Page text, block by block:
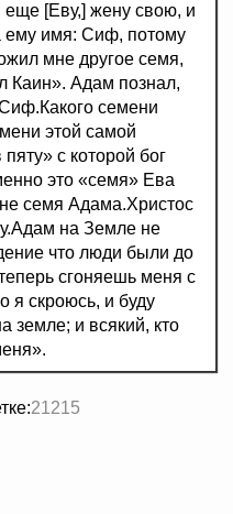
[Еву,] жену свою, и
ему имя: Сиф, потому
мне другое семя,
Каин». Адам познал,
семени
этой самой
с которой бог
это «семя» Ева
семя Адама.Христос
на Земле не
что люди были до
сгоняешь меня с
я скроюсь, и буду
земле; и всякий, кто
21215